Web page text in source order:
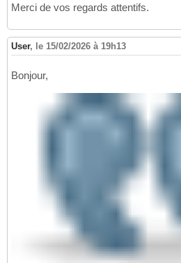
21
23
24
MsgBox
End Sub
Merci de vos regards attentifs.
User, le 15/02/2026 à 19h13
Bonjour,